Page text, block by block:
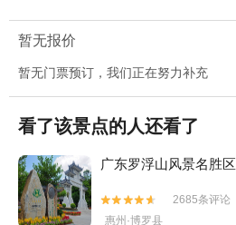
暂无报价
暂无门票预订，我们正在努力补充
看了该景点的人还看了
广东罗浮山风景名胜区


2685条评论
惠州·博罗县